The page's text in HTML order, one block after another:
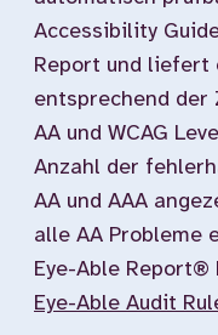
Accessibility
Report und liefert
entsprechend der
AA und WCAG
Anzahl der
AA und AAA
alle AA Probleme
Eye-Able
Eye-Able Audit